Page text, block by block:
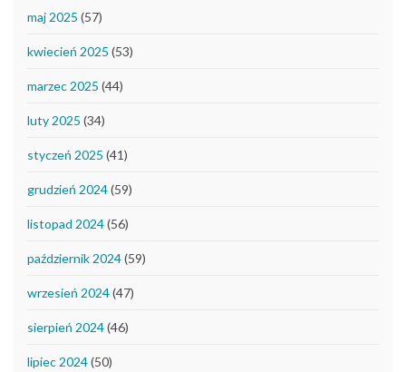
maj 2025 (57)
kwiecień 2025 (53)
marzec 2025 (44)
luty 2025 (34)
styczeń 2025 (41)
grudzień 2024(59)
listopad 2024(56)
październik 2024(59)
wrzesień 2024(47)
sierpień 2024(46)
lipiec 2024(50)